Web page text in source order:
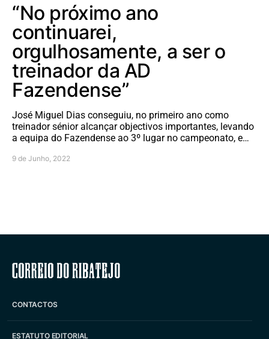
“No próximo ano
continuarei,
orgulhosamente, a ser o
treinador da AD
Fazendense”
José Miguel Dias conseguiu, no primeiro ano como
treinador sénior alcançar objectivos importantes, levando
a equipa do Fazendense ao 3º lugar no campeonato, e…
9 de Junho, 2022
Correio do Ribatejo
CONTACTOS
ESTATUTO EDITORIAL